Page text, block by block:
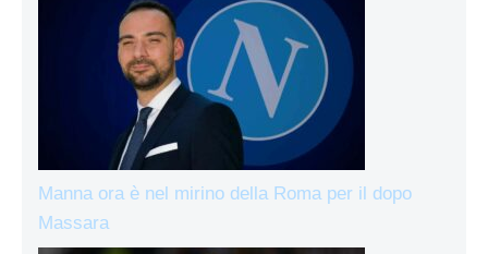
Manna ora è nel mirino della Roma per il dopo
Massara